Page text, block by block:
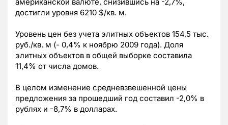
американской валюте, снизившись на -2,7%,
достигли уровня 6210 $/кв. м.
Уровень цен без учета элитных объектов 154,5 тыс.
руб./кв. м (- 0,4% к ноябрю 2009 года). Доля
элитных объектов в общей выборке составила
11,4% от числа домов.
В целом изменение средневзвешенной цены
предложения за прошедший год составил -2,0% в
рублях и -8,7% в долларах.